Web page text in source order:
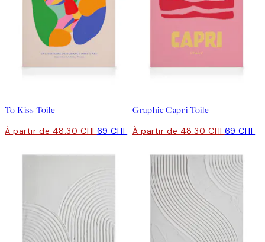
To Kiss Toile
À partir de 48.30 CHF69 CHF
Graphic Capri Toile
À partir de 48.30 CHF69 CHF